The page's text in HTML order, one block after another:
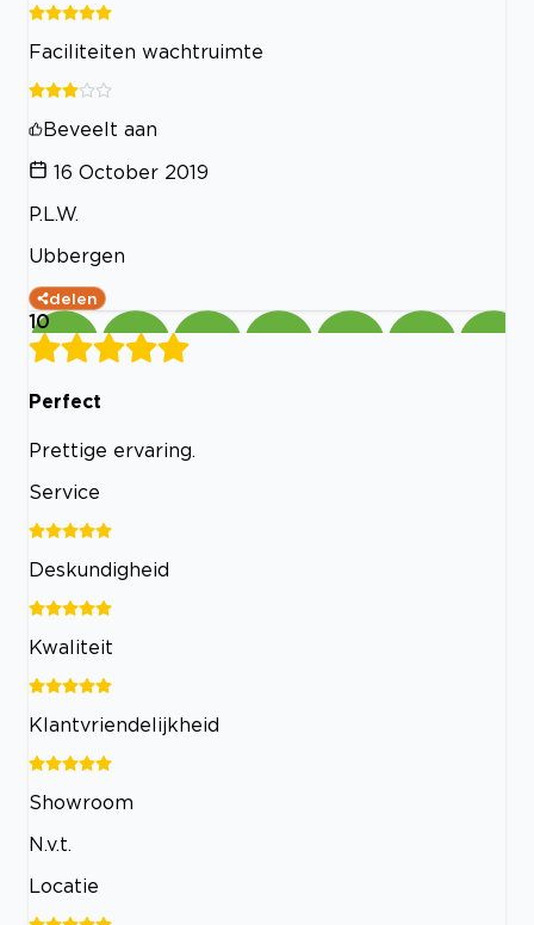
Faciliteiten wachtruimte
Beveelt aan
16 October 2019
P.L.W.
Ubbergen
delen
10
Perfect
Prettige ervaring.
Service
Deskundigheid
Kwaliteit
Klantvriendelijkheid
Showroom
N.v.t.
Locatie